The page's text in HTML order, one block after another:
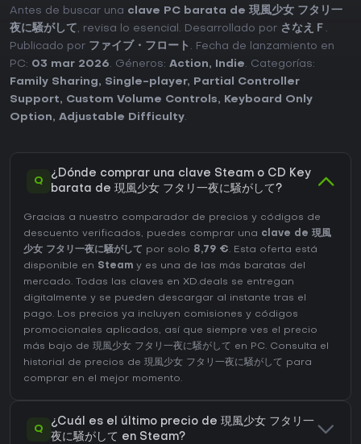
Antes de buscar una clave PC barata de 現風少女 フタリ一
夜に騒がして, revisa lo esencial. Desarrollado por さなえＦ .
Publicado por ファイブ・フロート . Fecha de lanzamiento en
PC: 03 mar 2026. Géneros: Action, Indie. Categorías:
Family Sharing, Single-player,
Partial Controller
Support, Custom Volume Controls,
Keyboard Only
Option, Adjustable Difficulty.
Q
¿Dónde comprar una clave Steam o CD Key
barata de 現風少女 フタリ一夜に騒がして?
Gracias a nuestro comparador de precios y códigos de
descuento verificados, puedes comprar una clave de 現風
少女 フタリ一夜に騒がして por solo 8,79 €. Esta oferta está
disponible en Steam y es una de las más baratas del
mercado. Todas las claves en XD.deals se entregan
digitalmente y se pueden descargar al instante tras el
pago. Los precios ya incluyen comisiones y códigos
promocionales aplicados, así que siempre ves el precio
más bajo de 現風少女 フタリ一夜に騒がして en PC. Consulta el
historial de precios de 現風少女 フタリ一夜に騒がして para
comprar en el mejor momento.
Q
¿Cuál es el último precio de 現風少女 フタリ一
夜に騒がして en Steam?